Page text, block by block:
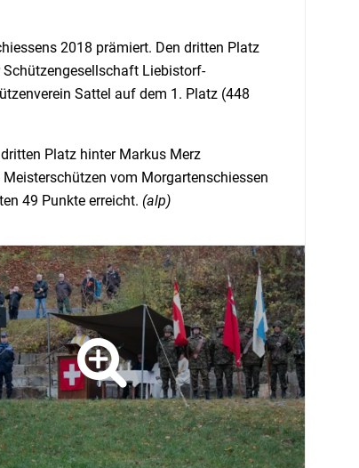
2018 prämiert. Den dritten Platz
Liebistorf-
Sattel auf dem 1. Platz (448
Platz hinter Markus Merz
vom Morgartenschiessen
49 Punkte erreicht. (alp)